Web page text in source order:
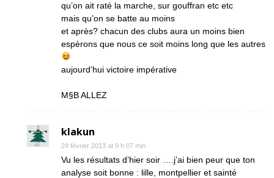
qu’on ait raté la marche, sur gouffran etc etc
mais qu’on se batte au moins
et après? chacun des clubs aura un moins bien
espèrons que nous ce soit moins long que les autres
aujourd’hui victoire impérative
M§B ALLEZ
klakun
24 février 2013 at 9 h 07 min
Vu les résultats d’hier soir ….j’ai bien peur que ton
analyse soit bonne : lille, montpellier et sainté